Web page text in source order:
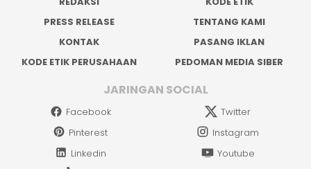
PRESS RELEASE
TENTANG KAMI
KONTAK
PASANG IKLAN
KODE ETIK PERUSAHAAN
PEDOMAN MEDIA SIBER
JARINGAN SOCIAL
Facebook
Twitter
Pinterest
Instagram
Linkedin
Youtube